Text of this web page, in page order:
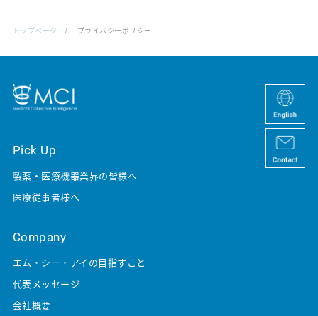
トップページ プライバシーポリシー
Pick Up
製薬・医療機器業界の皆様へ
医療従事者様へ
Company
エム・シー・アイの目指すこと
代表メッセージ
会社概要